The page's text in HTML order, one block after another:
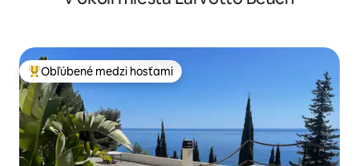
Najobľúbenejšie medzi hosťami
Obľúbené medzi hosťami